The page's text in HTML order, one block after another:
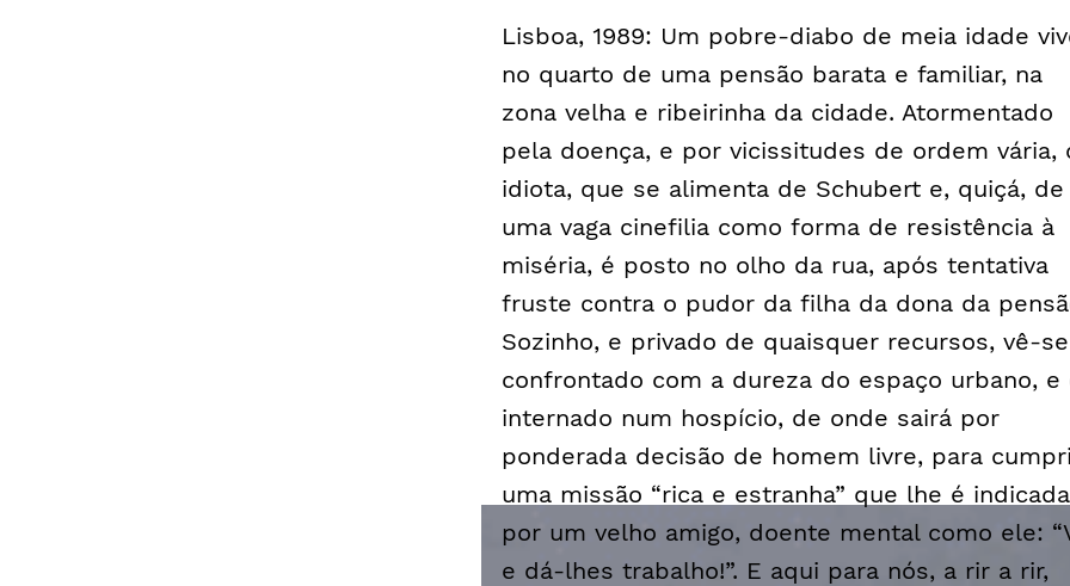
Lisboa, 1989: Um pobre-diabo de meia idade
no quarto de uma pensão barata e familiar, na
zona velha e ribeirinha da cidade. Atormentado
pela doença, e por vicissitudes de ordem vária,
idiota, que se alimenta de Schubert e, quiçá, de
uma vaga cinefilia como forma de resistência à
miséria, é posto no olho da rua, após tentativa
fruste contra o pudor da filha da dona da
Sozinho, e privado de quaisquer recursos, vê-se
confrontado com a dureza do espaço urbano, e
internado num hospício, de onde sairá por
ponderada decisão de homem livre, para
uma missão “rica e estranha” que lhe é indicada
por um velho amigo, doente mental como ele:
e dá-lhes trabalho!”. E aqui para nós, a rir a rir,